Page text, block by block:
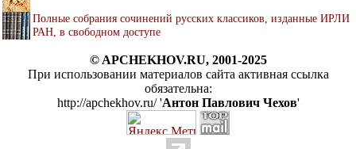
Полные собрания сочинений русских классиков, изданные ИРЛИ
РАН, в свободном доступе
© APCHEKHOV.RU, 2001-2025
При использовании материалов сайта активная ссылка
обязательна:
http://apchekhov.ru/ 'Антон Павлович Чехов'